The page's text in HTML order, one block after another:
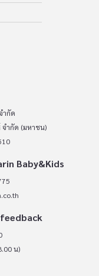
ำกัด
จำกัด (มหาชน)
Baby&Kids
น)